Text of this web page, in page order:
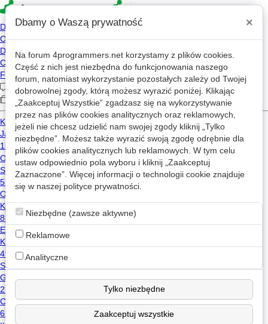
4p » Forum » Gamedev
Szukam kilku osób do przetestowania
pierwszych 20 minut gry
Jarosław Mikołajczyk OP 2026-07-06 06:34
Cześć,
szukam 5–10 ochotników do przetestowania
pierwszych 15–20 minut tworzonej przeze mnie gry.
Jest to pierwszoosobowa gra łowiecka, w której gracz
tropi i poluje na dinozaury. Gra ma już swoje demo na
steam, jednak uznałem że nie podam tutaj ani nazwy
Osoby testujące dostaną testerskie klucze do pobrania
czy od początku wiadomo, co należy zrobić;
czy system tropienia jest zrozumiały;
czy prowadzenie gracza przez pierwsze polowanie
Dbamy o Waszą prywatność ×
Na forum 4programmers.net korzystamy z plików cookies.
Część z nich jest niezbędna do funkcjonowania naszego
forum, natomiast wykorzystanie pozostałych zależy od Twojej
dobrowolnej zgody, którą możesz wyrazić poniżej. Klikając
„Zaakceptuj Wszystkie” zgadzasz się na wykorzystywanie
przez nas plików cookies analitycznych oraz reklamowych,
jeżeli nie chcesz udzielić nam swojej zgody kliknij „Tylko
niezbędne”. Możesz także wyrazić swoją zgodę odrębnie dla
plików cookies analitycznych lub reklamowych. W tym celu
ustaw odpowiednio pola wyboru i kliknij „Zaakceptuj
Zaznaczone”. Więcej informacji o technologii cookie znajduje
się w naszej polityce prywatności.
Niezbędne (zawsze aktywne)
Reklamowe
Analityczne
Tylko niezbędne
Zaakceptuj wszystkie